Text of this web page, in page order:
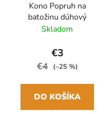
Kono Popruh na
batožinu dúhový
Skladom
€3
€4 (–25 %)
DO KOŠÍKA